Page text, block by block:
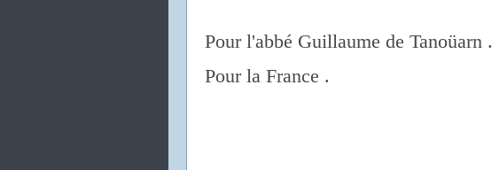
Pour l'abbé Guillaume de Tanoüarn .
Pour la France .